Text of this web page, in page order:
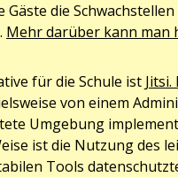
Gäste die
Mehr darüber kann man
für die Schule ist
von einem
Umgebung
ist die Nutzung des
Tools